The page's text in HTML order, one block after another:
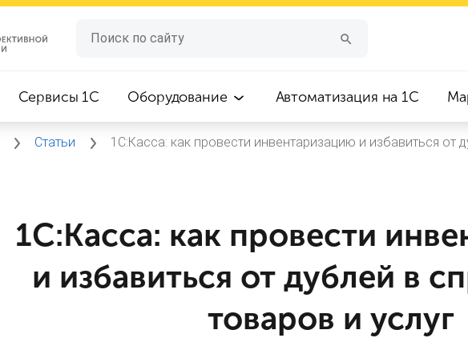
Сервисы 1C Оборудование Автоматизация на 1С
Статьи 1С:Касса: как провести инвентаризацию и избавиться от
1С:Касса: как провести
и избавиться от дублей в
товаров и услуг